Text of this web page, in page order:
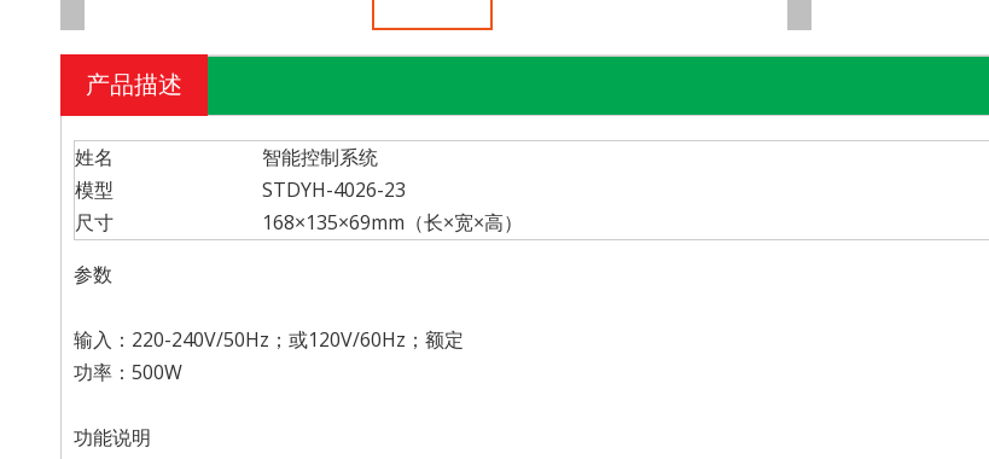
产品描述
姓名
智能控制系统
模型
STDYH-4026-23
尺寸
168×135×69mm（长×宽×高）
参数
输入：220-240V/50Hz；或120V/60Hz；额定
功率：500W
功能说明